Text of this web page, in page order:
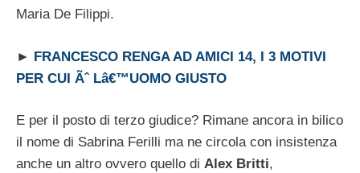
Maria De Filippi.
► FRANCESCO RENGA AD AMICI 14, I 3 MOTIVI
PER CUI Ãˆ Lâ€™UOMO GIUSTO
E per il posto di terzo giudice? Rimane ancora in bilico
il nome di Sabrina Ferilli ma ne circola con insistenza
anche un altro ovvero quello di Alex Britti,